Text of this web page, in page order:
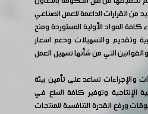
من القرارات الداعمة للعمل الصناعي
كافة المواد الأولية المستوردة ومنح
وتقديم والتسهيلات ودعم اسعار
التي من شأنها تسهيل العمل
والإجراءات تساعد على تأمين بيئة
الإنتاجية وتوفير كافة السلع في
ورفع القدرة التنافسية للمنتجات